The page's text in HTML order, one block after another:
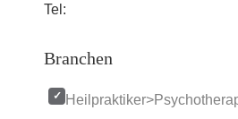
Tel:
Branchen